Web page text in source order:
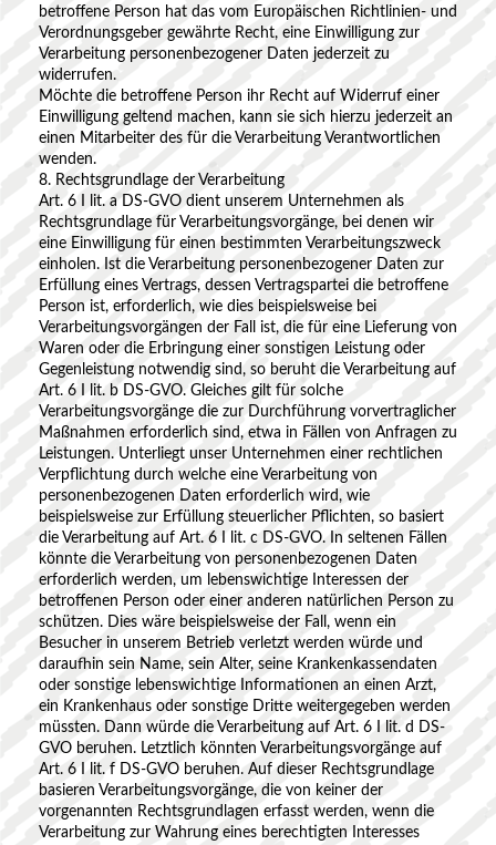
betroffene Person hat das vom Europäischen Richtlinien- und
Verordnungsgeber gewährte Recht, eine Einwilligung zur
Verarbeitung personenbezogener Daten jederzeit zu
widerrufen.
Möchte die betroffene Person ihr Recht auf Widerruf einer
Einwilligung geltend machen, kann sie sich hierzu jederzeit an
einen Mitarbeiter des für die Verarbeitung Verantwortlichen
wenden.
8. Rechtsgrundlage der Verarbeitung
Art. 6 I lit. a DS-GVO dient unserem Unternehmen als
Rechtsgrundlage für Verarbeitungsvorgänge, bei denen wir
eine Einwilligung für einen bestimmten Verarbeitungszweck
einholen. Ist die Verarbeitung personenbezogener Daten zur
Erfüllung eines Vertrags, dessen Vertragspartei die betroffene
Person ist, erforderlich, wie dies beispielsweise bei
Verarbeitungsvorgängen der Fall ist, die für eine Lieferung von
Waren oder die Erbringung einer sonstigen Leistung oder
Gegenleistung notwendig sind, so beruht die Verarbeitung auf
Art. 6 I lit. b DS-GVO. Gleiches gilt für solche
Verarbeitungsvorgänge die zur Durchführung vorvertraglicher
Maßnahmen erforderlich sind, etwa in Fällen von Anfragen zu
Leistungen. Unterliegt unser Unternehmen einer rechtlichen
Verpflichtung durch welche eine Verarbeitung von
personenbezogenen Daten erforderlich wird, wie
beispielsweise zur Erfüllung steuerlicher Pflichten, so basiert
die Verarbeitung auf Art. 6 I lit. c DS-GVO. In seltenen Fällen
könnte die Verarbeitung von personenbezogenen Daten
erforderlich werden, um lebenswichtige Interessen der
betroffenen Person oder einer anderen natürlichen Person zu
schützen. Dies wäre beispielsweise der Fall, wenn ein
Besucher in unserem Betrieb verletzt werden würde und
daraufhin sein Name, sein Alter, seine Krankenkassendaten
oder sonstige lebenswichtige Informationen an einen Arzt,
ein Krankenhaus oder sonstige Dritte weitergegeben werden
müssten. Dann würde die Verarbeitung auf Art. 6 I lit. d DS-
GVO beruhen. Letztlich könnten Verarbeitungsvorgänge auf
Art. 6 I lit. f DS-GVO beruhen. Auf dieser Rechtsgrundlage
basieren Verarbeitungsvorgänge, die von keiner der
vorgenannten Rechtsgrundlagen erfasst werden, wenn die
Verarbeitung zur Wahrung eines berechtigten Interesses